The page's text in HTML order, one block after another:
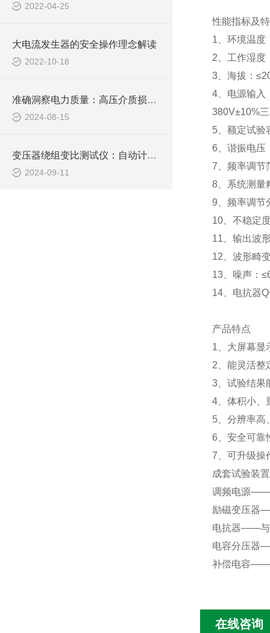
2022-04-25
大电流发生器的安全操作理念解读
2022-10-18
准确洞察电力质量：高压介质损耗测试装置的创新应用
2024-08-15
变压器绕组变比测试仪：自动计算与诊断，简化操作流程，保障测试准确性
2024-09-11
性能指标及
1 、环境温度
2 、工作湿度
3、海拔：≤
4、电源输入
380V±10%
5、额定试验
6 、谐振电压
7 、频率调节
8、系统测量
9 、频率调
10、不稳定
11 、输出波
12 、波形畸
13、噪声：≤
14、电抗器Q
产品特点
1 、大屏幕
2 、能灵活
3、试验结果
4、体积小、
5、分辨率高
6 、安全可
7 、可升级
成套试验装
调频电源——
励磁变压器
电抗器——与
电容分压器
补偿电容——
在线咨询